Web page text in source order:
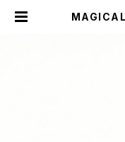
スモール
0301 | 長